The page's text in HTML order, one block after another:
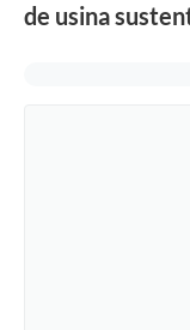
Galeria de Fotos
de usina